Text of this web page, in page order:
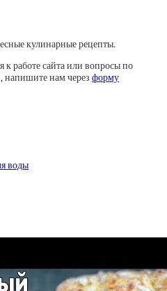
кулинарные рецепты.
работе сайта или вопросы по
напишите нам через форму
воды